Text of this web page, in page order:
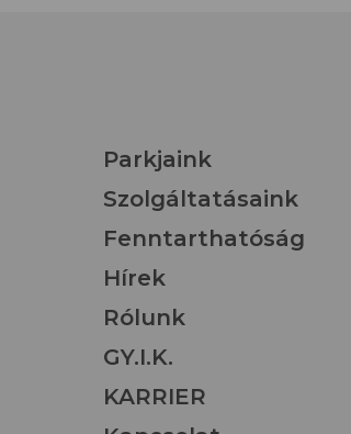
Parkjaink
Szolgáltatásaink
Fenntarthatóság
Hírek
Rólunk
GY.I.K.
KARRIER